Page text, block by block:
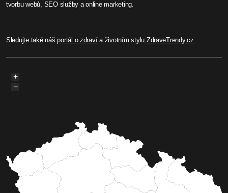
tvorbu webů, SEO služby a online marketing.
Sledujte také nášportál o zdravía životním stylu ZdraveTrendy.cz.
+
−